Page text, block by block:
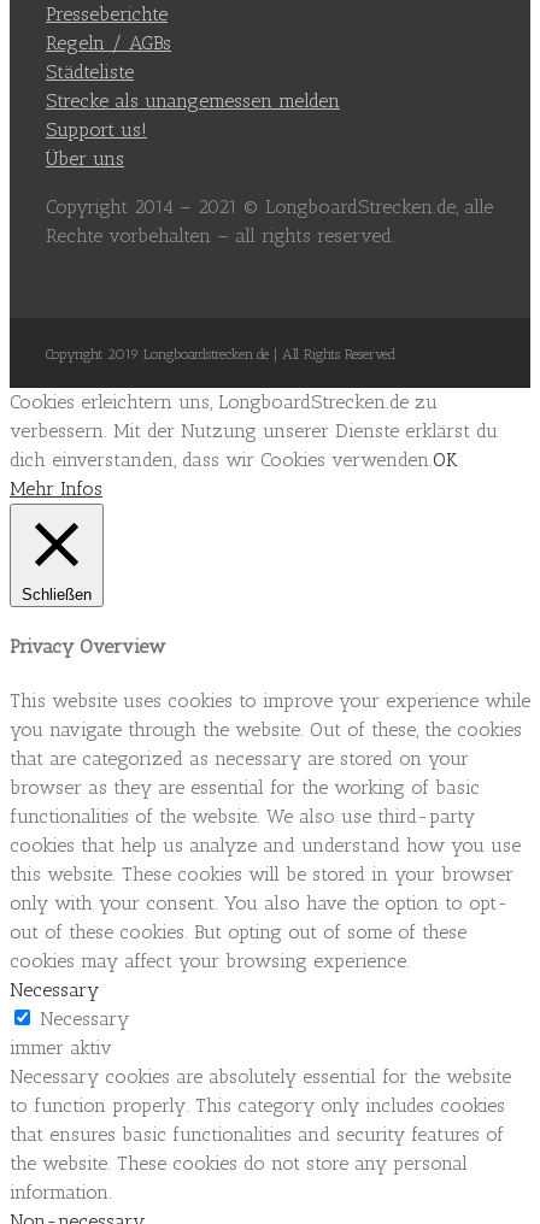
Presseberichte
Regeln / AGBs
Städteliste
Strecke als unangemessen melden
Support us!
Über uns
Copyright 2014 – 2021 © LongboardStrecken.de, alle
Rechte vorbehalten – all rights reserved.
Copyright 2019 Longboardstrecken.de | All Rights Reserved
Cookies erleichtern uns, LongboardStrecken.de zu
verbessern. Mit der Nutzung unserer Dienste erklärst du
dich einverstanden, dass wir Cookies verwenden. OK
Mehr Infos
Schließen
Privacy Overview
This website uses cookies to improve your experience while
you navigate through the website. Out of these, the cookies
that are categorized as necessary are stored on your
browser as they are essential for the working of basic
functionalities of the website. We also use third-party
cookies that help us analyze and understand how you use
this website. These cookies will be stored in your browser
only with your consent. You also have the option to opt-
out of these cookies. But opting out of some of these
cookies may affect your browsing experience.
Necessary
Necessary
immer aktiv
Necessary cookies are absolutely essential for the website
to function properly. This category only includes cookies
that ensures basic functionalities and security features of
the website. These cookies do not store any personal
information.